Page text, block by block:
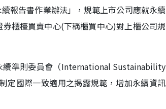
報告書作業辦法」，規範上市公司應就永續
櫃檯買賣中心(下稱櫃買中心)對上櫃公司規
續準則委員會（International Sustainability
定國際一致適用之揭露規範，增加永續資訊